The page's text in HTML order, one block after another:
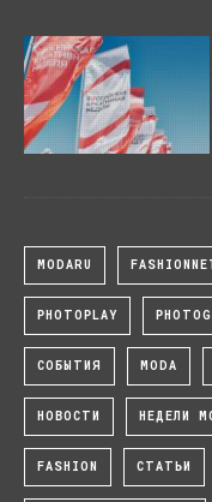
MODARU
PHOTOPLAY
СОБЫТИЯ MODA
НОВОСТИ НЕДЕЛИ
FASHION СТАТЬИ